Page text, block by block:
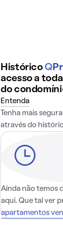
Histórico Q
acesso a
do
Entenda
Tenha mais
através do
Ainda não temos
aqui. Que tal ver
apartamentos